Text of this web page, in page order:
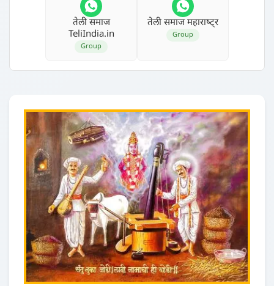
तेली समाज
TeliIndia.in
Group
तेली समाज महाराष्‍ट्र
Group